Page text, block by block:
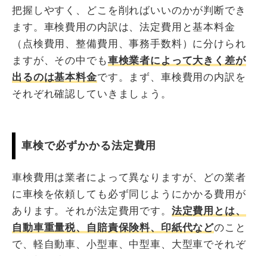
把握しやすく、どこを削ればいいのかが判断でき
ます。車検費用の内訳は、法定費用と基本料金
（点検費用、整備費用、事務手数料）に分けられ
ますが、その中でも車検業者によって大きく差が
出るのは基本料金です。まず、車検費用の内訳を
それぞれ確認していきましょう。
車検で必ずかかる法定費用
車検費用は業者によって異なりますが、どの業者
に車検を依頼しても必ず同じようにかかる費用が
あります。それが法定費用です。 法定費用とは、
自動車重量税、自賠責保険料、印紙代などのこと
で、軽自動車、小型車、中型車、大型車でそれぞ